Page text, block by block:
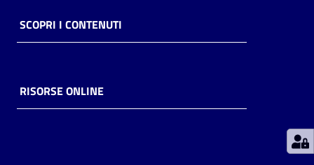
Piani
Decentrate
SCOPRI I CONTENUTI
RISORSE ONLINE